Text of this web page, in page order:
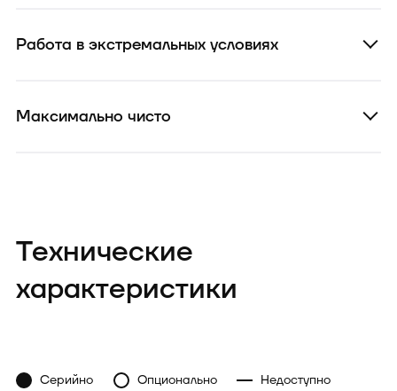
Работа в экстремальных условиях
Максимально чисто
Технические
характеристики
Серийно Опционально Недоступно